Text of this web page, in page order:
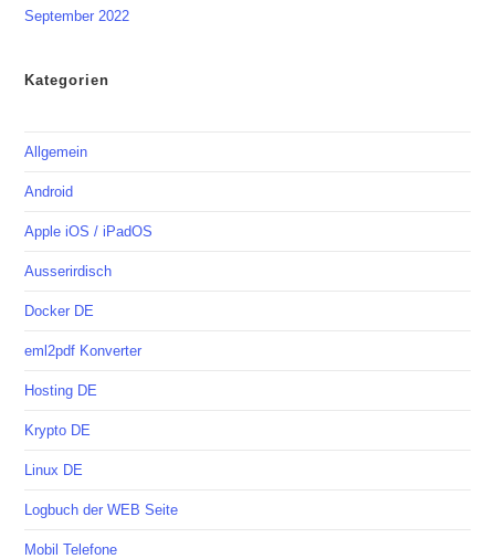
September 2022
Kategorien
Allgemein
Android
Apple iOS / iPadOS
Ausserirdisch
Docker DE
eml2pdf Konverter
Hosting DE
Krypto DE
Linux DE
Logbuch der WEB Seite
Mobil Telefone